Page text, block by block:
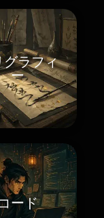
グラフィ
ー
ード